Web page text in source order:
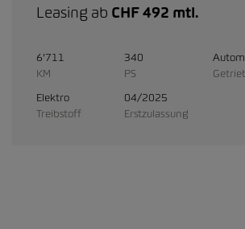
Leasing ab CHF 492 mtl.
6'711
KM
340
PS
Elektro
Treibstoff
04/2025
Erstzulassung